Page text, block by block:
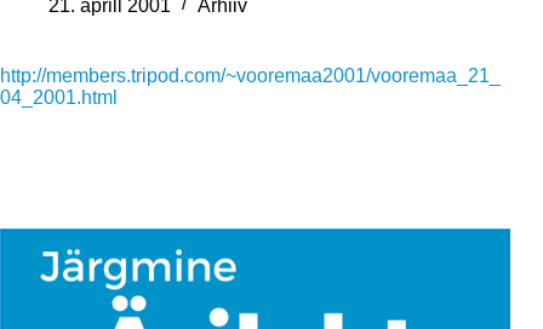
21. aprill 2001
Arhiiv
http://members.tripod.com/~vooremaa2001/vooremaa_21_
04_2001.html